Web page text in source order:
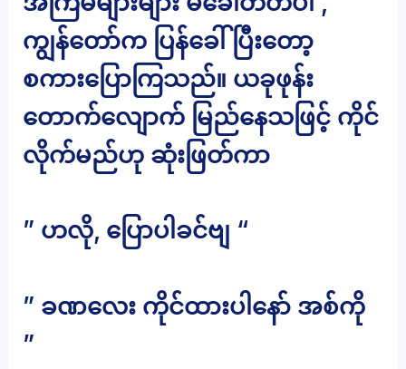
ကျွန်တော်က ပြန်ခေါ်ပြီးတော့
စကားပြောကြသည်။ ယခုဖုန်း
တောက်လျောက် မြည်နေသဖြင့် ကိုင်
လိုက်မည်ဟု ဆုံးဖြတ်ကာ
” ဟလို, ပြောပါခင်ဗျ “
” ခဏလေး ကိုင်ထားပါနော် အစ်ကို
”